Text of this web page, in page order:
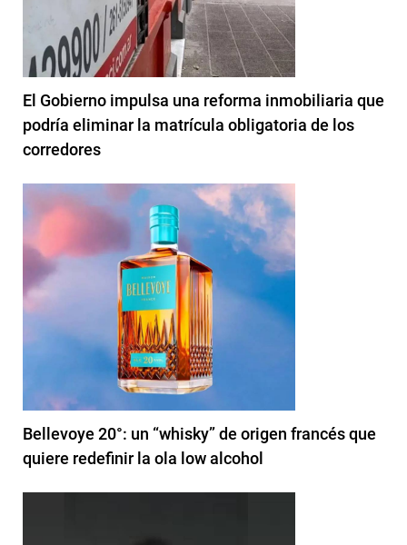
El Gobierno impulsa una reforma inmobiliaria que
podría eliminar la matrícula obligatoria de los
corredores
Bellevoye 20°: un “whisky” de origen francés que
quiere redefinir la ola low alcohol